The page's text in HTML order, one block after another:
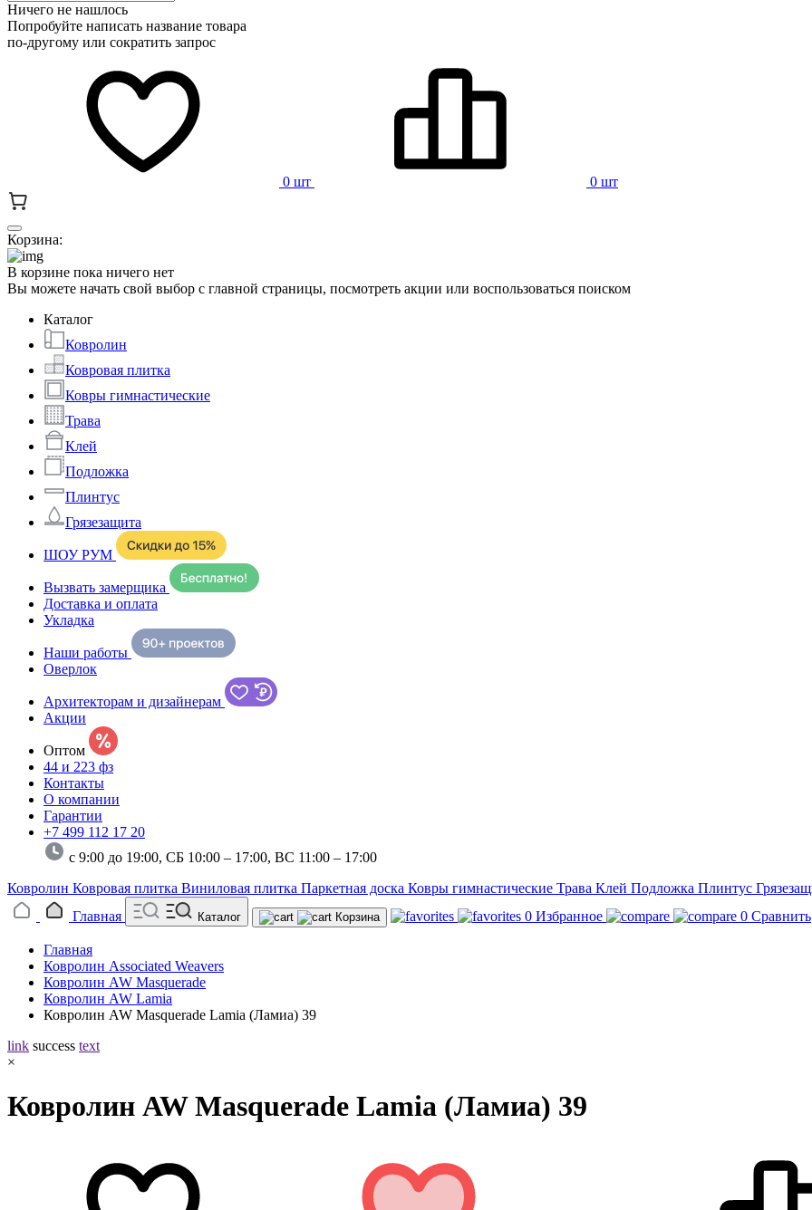
Ничего не нашлось
Попробуйте написать название товара
по-другому или сократить запрос
0 шт 0 шт
Корзина:
В корзине пока ничего нет
Вы можете начать свой выбор с главной страницы, посмотреть акции или воспользоваться поиском
Каталог
Ковролин
Ковровая плитка
Ковры гимнастические
Трава
Клей
Подложка
Плинтус
Грязезащита
ШОУ РУМ
Вызвать замерщика
Доставка и оплата
Укладка
Наши работы
Оверлок
Архитекторам и дизайнерам
Акции
Оптом
44 и 223 фз
Контакты
О компании
Гарантии
+7 499 112 17 20
с 9:00 до 19:00, СБ 10:00 – 17:00, ВС 11:00 – 17:00
Ковролин Ковровая плитка Виниловая плитка Паркетная доска Ковры гимнастические Трава Клей Подложка Плинтус
Главная
Каталог Корзина 0 Избранное 0 Сравнить
Главная
Ковролин Associated Weavers
Ковролин AW Masquerade
Ковролин AW Lamia
Ковролин AW Masquerade Lamia (Ламиа) 39
link success text
×
Ковролин AW Masquerade Lamia (Ламиа) 39